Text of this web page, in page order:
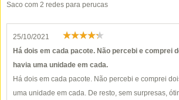
Saco com 2 redes para perucas
25/10/2021
Há dois em cada pacote. Não percebi e comprei
havia uma unidade em cada.
Há dois em cada pacote. Não percebi e comprei
uma unidade em cada. De resto, sem surpresas,